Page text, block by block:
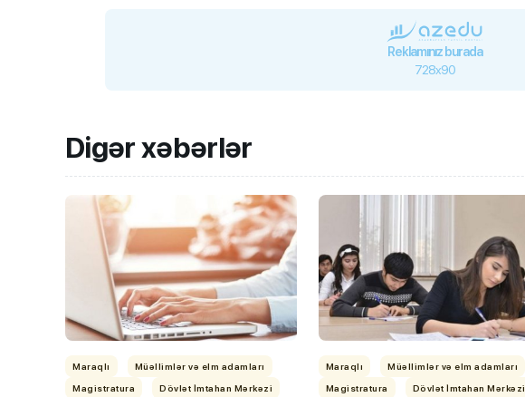
Reklamınız burada
728x90
Digər xəbərlər
Maraqlı
Müəllimlər və elm adamları
Magistratura
Dövlət İmtahan Mərkəzi
Maraqlı
Müəllimlər və elm adamları
Magistratura
Dövlət İmtahan Mərkəzi
“Həftənin təhsil icmalı”- MİQ,
lisey seçimi, bağçalar və qəbul
imtahanları...